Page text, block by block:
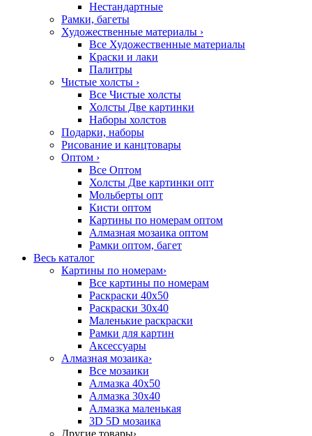
Нестандартные
Рамки, багеты
Художественные материалы ›
Все Художественные материалы
Краски и лаки
Палитры
Чистые холсты ›
Все Чистые холсты
Холсты Две картинки
Наборы холстов
Подарки, наборы
Рисование и канцтовары
Оптом ›
Все Оптом
Холсты Две картинки опт
Мольберты опт
Кисти оптом
Картины по номерам оптом
Алмазная мозаика оптом
Рамки оптом, багет
Весь каталог
Картины по номерам›
Все картины по номерам
Раскраски 40х50
Раскраски 30х40
Маленькие раскраски
Рамки для картин
Аксессуары
Алмазная мозаика›
Все мозаики
Алмазка 40х50
Алмазка 30х40
Алмазка маленькая
3D 5D мозаика
Другие товары›